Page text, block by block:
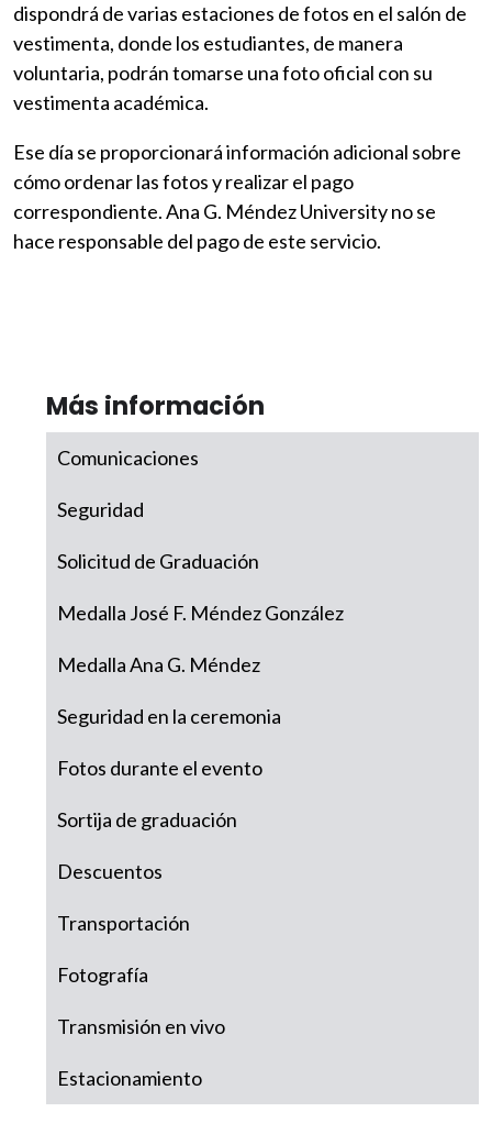
dispondrá de varias estaciones de fotos en el salón de
vestimenta, donde los estudiantes, de manera
voluntaria, podrán tomarse una foto oficial con su
vestimenta académica.
Ese día se proporcionará información adicional sobre
cómo ordenar las fotos y realizar el pago
correspondiente. Ana G. Méndez University no se
hace responsable del pago de este servicio.
Más información
Comunicaciones
Seguridad
Solicitud de Graduación
Medalla José F. Méndez González
Medalla Ana G. Méndez
Seguridad en la ceremonia
Fotos durante el evento
Sortija de graduación
Descuentos
Transportación
Fotografía
Transmisión en vivo
Estacionamiento